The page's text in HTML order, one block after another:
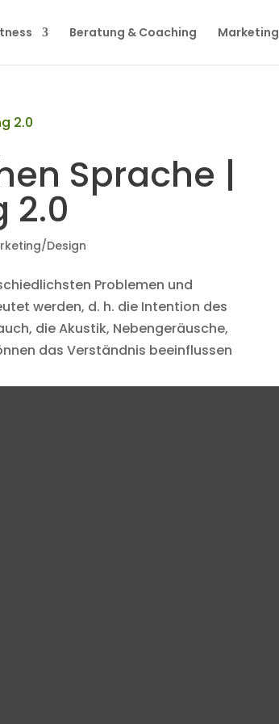
Beratung & Coaching Marketing
Sprache |
2.0
Design
Problemen und
werden, d. h. die Intention des
die Akustik, Nebengeräusche,
das Verständnis beeinflussen